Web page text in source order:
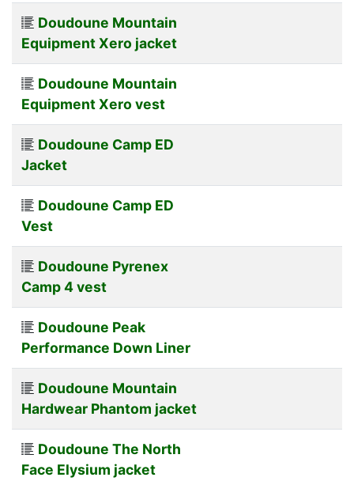
Doudoune Mountain
Equipment Xero jacket
Doudoune Mountain
Equipment Xero vest
Doudoune Camp ED
Jacket
Doudoune Camp ED
Vest
Doudoune Pyrenex
Camp 4 vest
Doudoune Peak
Performance Down Liner
Doudoune Mountain
Hardwear Phantom jacket
Doudoune The North
Face Elysium jacket